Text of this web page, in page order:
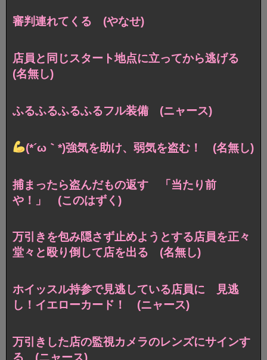
審判連れてくる (やなせ)
店員と同じスタート地点に立ってから逃げる
(名無し)
ふるふるふるふるフル装備 (ニャース)
(*´ω｀*)強気を助け、弱気を盗む！ (名無し)
捕まったら盗んだもの返す 「当たり前
や！」 (このはずく)
万引きを包み隠さず止めようとする店員を正々
堂々と殴り倒して店を出る (名無し)
ホイッスル持参で見逃している店員に 見逃
し！イエローカード！ (ニャース)
万引きした店の監視カメラのレンズにサインす
る (ニャース)